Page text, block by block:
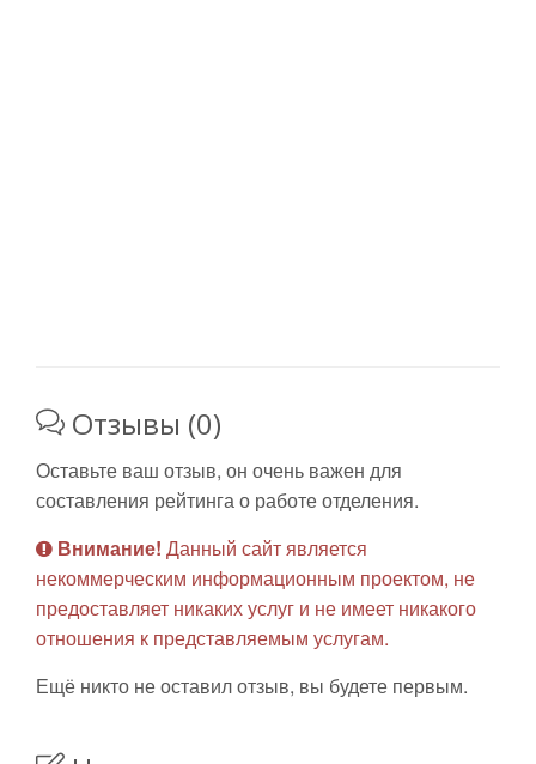
Отзывы (0)
Оставьте ваш отзыв, он очень важен для
составления рейтинга о работе отделения.
Внимание! Данный сайт является
некоммерческим информационным проектом, не
предоставляет никаких услуг и не имеет никакого
отношения к представляемым услугам.
Ещё никто не оставил отзыв, вы будете первым.